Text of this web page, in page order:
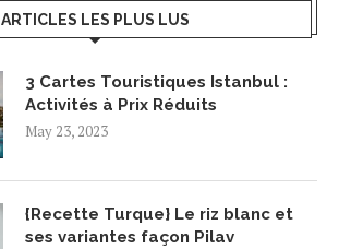
ARTICLES LES PLUS LUS
3 Cartes Touristiques Istanbul :
Activités à Prix Réduits
May 23, 2023
{Recette Turque} Le riz blanc et
ses variantes façon Pilav